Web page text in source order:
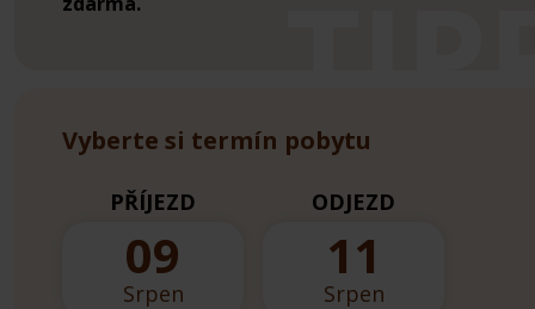
Vyberte si termín pobytu
PŘÍJEZD
09
Srpen
ODJEZD
11
Srpen